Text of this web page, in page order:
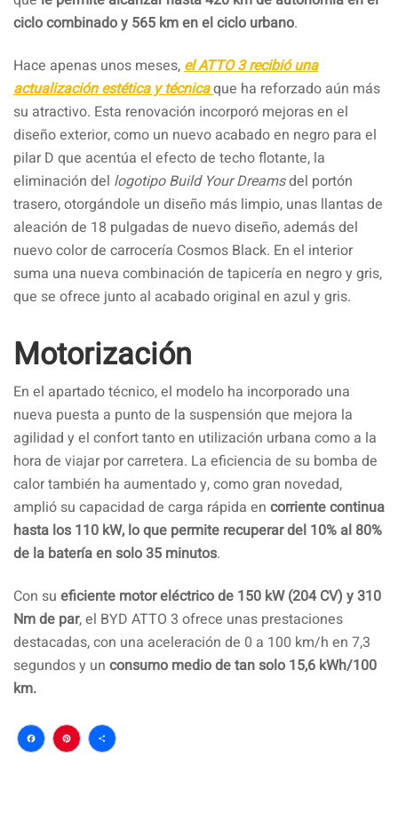
ciclo combinado y 565 km en el ciclo urbano.
Hace apenas unos meses, el ATTO 3 recibió una
actualización estética y técnicaque ha reforzado aún más
su atractivo. Esta renovación incorporó mejoras en el
diseño exterior, como un nuevo acabado en negro para el
pilar D que acentúa el efecto de techo flotante, la
eliminación del logotipo Build Your Dreamsdel portón
trasero, otorgándole un diseño más limpio, unas llantas de
aleación de 18 pulgadas de nuevo diseño, además del
nuevo color de carrocería Cosmos Black. En el interior
suma una nueva combinación de tapicería en negro y gris,
que se ofrece junto al acabado original en azul y gris.
Motorización
En el apartado técnico, el modelo ha incorporado una
nueva puesta a punto de la suspensión que mejora la
agilidad y el confort tanto en utilización urbana como a la
hora de viajar por carretera. La eficiencia de su bomba de
calor también ha aumentado y, como gran novedad,
amplió su capacidad de carga rápida en corriente continua
hasta los 110 kW, lo que permite recuperar del 10% al 80%
de la batería en solo 35 minutos.
Con su eficiente motor eléctrico de 150 kW (204 CV) y 310
Nm de par, el BYD ATTO 3 ofrece unas prestaciones
destacadas, con una aceleración de 0 a 100 km/h en 7,3
segundos y un consumo medio de tan solo 15,6 kWh/100
km.
Facebook
Pinterest
Compartir